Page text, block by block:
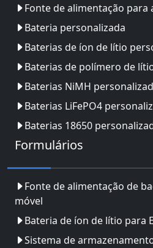
Fonte de alimentação para
Bateria personalizada
Baterias de íon de lítio
Baterias de polímero de
Baterias NiMH
Baterias LiFePO4
Baterias 18650
Formulários
Fonte de alimentação de
móvel
Bateria de íon de lítio para
Sistema de